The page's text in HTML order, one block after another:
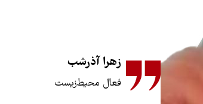
زهرا آذرشب
فعال محیط‌زیست